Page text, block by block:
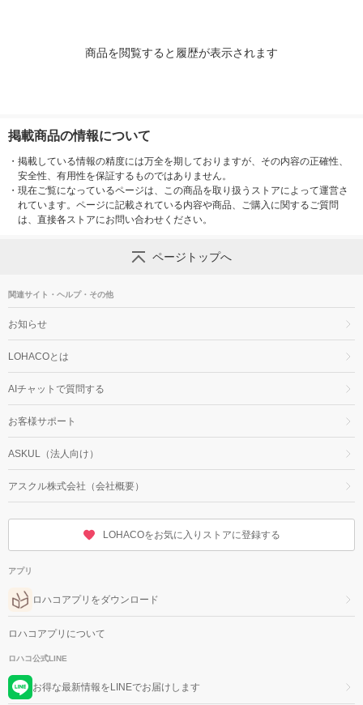
商品を閲覧すると履歴が表示されます
掲載商品の情報について
・ 掲載している情報の精度には万全を期しておりますが、その内容の正確性、
安全性、有用性を保証するものではありません。
・ 現在ご覧になっているページは、この商品を取り扱うストアによって運営さ
れています。ページに記載されている内容や商品、ご購入に関するご質問
は、直接各ストアにお問い合わせください。
ページトップへ
関連サイト・ヘルプ・その他
お知らせ
LOHACOとは
AIチャットで質問する
お客様サポート
ASKUL（法人向け）
アスクル株式会社（会社概要）
LOHACOをお気に入りストアに登録する
アプリ
ロハコアプリをダウンロード
ロハコアプリについて
ロハコ公式LINE
お得な最新情報をLINEでお届けします